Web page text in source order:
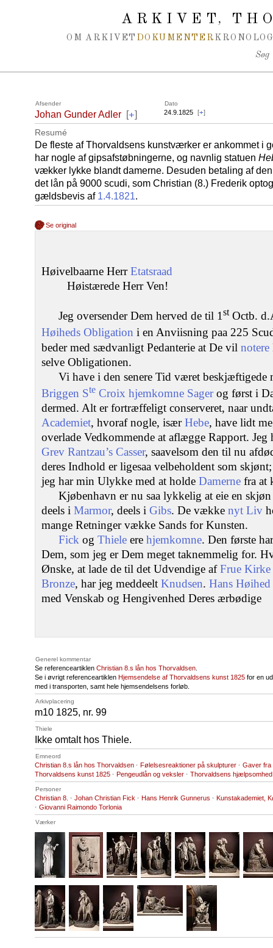
ARKIVET,
OM ARKIVET DOKUMENTER
Søg
Afsender Dato
Johan Gunder Adler [+] 24.9.1825 [+]
Resumé
De fleste af Thorvaldsens kunstværker er ankommet i
har nogle af gipsafstøbningerne, og navnlig statuen
vækker lykke blandt damerne. Desuden betaling af
det lån på 9000 scudi, som Christian (8.) Frederik
gældsbevis af 1.4.1821.
Se original
Høivelbaarne HerrEtatsraad
Høistærede Herr Ven!
Jeg oversender Dem herved de til 1stOctb.
Høiheds Obligation i en Anviisning paa 225
beder med sædvanligt Pedanterie at De vil notere
selve Obligationen.
Vi have i den senere Tid været beskjæftigede
Briggen Ste Croix hjemkomne Sagerog først i
dermed. Alt er fortræffeligt conserveret, naar
Academiet, hvoraf nogle, isærHebe, have lidt
overlade Vedkommende at aflægge Rapport. Jeg
Grev Rantzau’s Casser, saavelsom den til nu
deres Indhold er ligesaa velbeholdent som
jeg har min Ulykke med at holde Damerne fra at
Kjøbenhavn er nu saa lykkelig at eie en
deels i Marmor, deels i Gibs. De vække nyt Liv
mange Retninger vække Sands for Kunsten.
Fick og Thiele ere hjemkomne. Den første
Dem, som jeg er Dem meget taknemmelig for.
Ønske, at lade de til det Udvendige afFrue Kirke
Bronze, har jeg meddeelt Knudsen. Hans Høihed
med Venskab og Hengivenhed Deres ærbødige
Generel kommentar
Se referenceartiklen Christian 8.s lån hos Thorvaldsen
Se i øvrigt referenceartiklen Hjemsendelse af Thorvaldsens kunst 1825 for en
med i transporten, samt hele hjemsendelsens forløb.
Arkivplacering
m10 1825, nr. 99
Thiele
Ikke omtalt hos Thiele.
Emneord
Christian 8.s lån hos Thorvaldsen · Følelsesreaktioner på skulpturer · Gaver
Thorvaldsens kunst 1825 · Pengeudlån og veksler · Thorvaldsens hjælpsomhed
Personer
Christian 8. · Johan Christian Fick · Hans Henrik Gunnerus · Kunstakademiet,
· Giovanni Raimondo Torlonia
Værker